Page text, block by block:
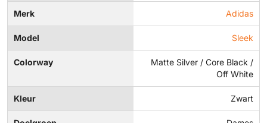
Merk Adidas
Model Sleek
Colorway
Matte Silver / Core Black /
Off White
Kleur Zwart